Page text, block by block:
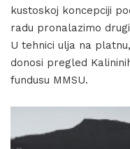
kustoskoj koncepciji
radu pronalazimo
U tehnici ulja na
donosi pregled
fundusu MMSU.